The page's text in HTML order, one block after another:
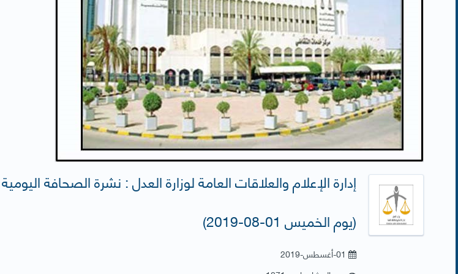
إدارة الإعلام والعلاقات العامة لوزارة العدل : نشرة الصحافة اليومية
(يوم الخميس 01-08-2019)
01-أغسطس-2019